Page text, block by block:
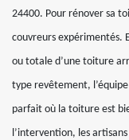
24400. Pour rénover sa
couvreurs expérimentés.
ou totale d’une toiture
type revêtement,
parfait où la toiture est
l’intervention, les